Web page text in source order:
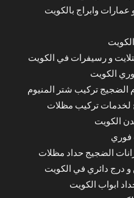
وابراج بالكويت
الكويت
الضجيج تركيب شتر المنيوم
لخدمات تركيب مظلات
فوري
الضجيج حداد مظلات
و درج دائري في الكويت
ابواب الكويت